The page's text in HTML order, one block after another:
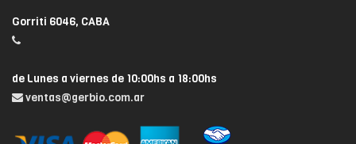
Gorriti 6046, CABA
de Lunes a viernes de 10:00hs a 18:00hs
ventas@gerbio.com.ar